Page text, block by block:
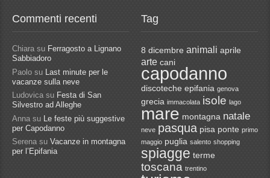
Commenti recenti
Chiarasu Ferragosto a Lignano
Sabbiadoro
Paolo su
Last minute per le
vacanze sulla neve
Ludovica su Festa di San
Silvestro ad Alleghe
Anna su
Le feste più suggestive
per Capodanno
Serena su Vacanze in montagna
per l’Epifania
Tag
8 dicembre animali aprile
arte cani
capodanno
discoteche epifania genova
grecia immacolata isole lago
mare montagna natale
neve pasqua pisa ponte primo
maggio puglia salento shopping
spiagge terme
toscana trentino